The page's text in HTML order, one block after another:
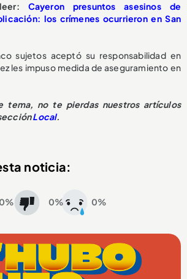
Cayeron presuntos asesinos de
los crímenes ocurrieron en San
sujetos aceptó su responsabilidad en
les impuso medida de aseguramiento en
tema, no te pierdas nuestros artículos
Local.
noticia:
0% 0%